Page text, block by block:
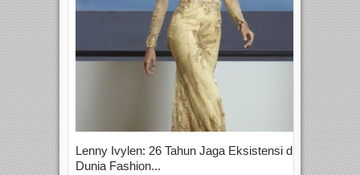
Lenny Ivylen: 26 Tahun Jaga Eksistensi di
Dunia Fashion...